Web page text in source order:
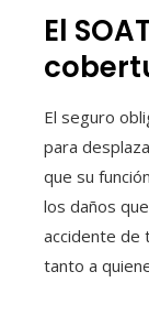
El
El seguro
para
que su
los daños
accidente de
tanto a